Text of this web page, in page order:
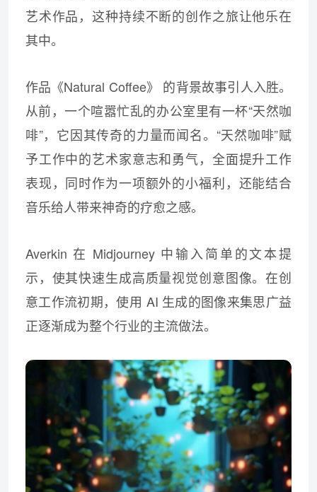
艺术作品，这种持续不断的创作之旅让他乐在
其中。
作品《Natural Coffee》 的背景故事引人入胜。
从前，一个喧嚣忙乱的办公室里有一杯“天然咖
啡”，它因其传奇的力量而闻名。“天然咖啡”赋
予工作中的艺术家意志和勇气，全面提升工作
表现，同时作为一项额外的小福利，还能结合
音乐给人带来神奇的疗愈之感。
Averkin 在 Midjourney 中输入简单的文本提
示，使其快速生成高质量视觉创意图像。在创
意工作流初期，使用 AI 生成的图像来集思广益
正逐渐成为整个行业的主流做法。